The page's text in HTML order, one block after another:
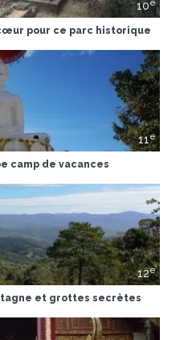
10e
pour ce parc historique
11e
camp de vacances
12e
et grottes secrètes